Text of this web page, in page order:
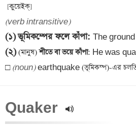
(verb intransitive)
(১)ভূমিকম্পের ফলে কাঁপা:
(২) (মানুষ) শীতে বা ভয়ে কাঁপা: He was
□ (noun)
Quaker